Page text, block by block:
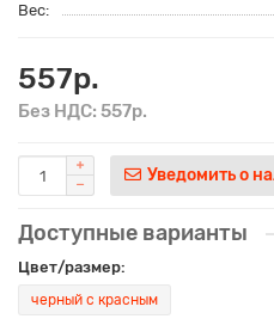
Вес:
557р.
Без НДС: 557р.
Уведомить о
Доступные варианты
Цвет/размер:
черный с красным